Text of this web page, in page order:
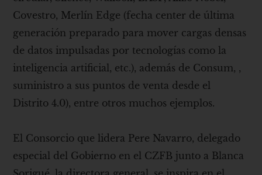
Covestro, Merlín Edge (fecha center de última
generación preparado para mover cargas densas
de datos impulsadas por tecnologías como la
inteligencia artificial, etc.), además de Consum, ,
suministro a sus puntos de venta desde el
Distrito 4.0), entre otros muchos ejemplos.
El Consorcio que lidera Pere Navarro, delegado
especial del Gobierno en el CZFB junto a Blanca